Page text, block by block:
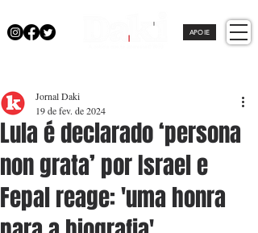
APOIE
Lula é declarado ‘persona
non grata’ por Israel e
Fepal reage: 'uma honra
Jornal Daki
19 de fev. de 2024